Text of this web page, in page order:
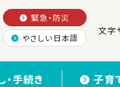
緊急・防災
やさしい日本語
文字
・手続き 子育